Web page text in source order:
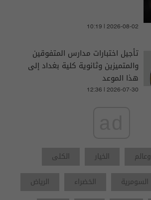
10:19 | 2026-08-02
تأجيل اختبارات مدارس المتفوقين
والمتميزين وثانوية كلية بغداد إلى
هذا الموعد
12:36 | 2026-07-30
الخيار
الكلى
السومرية الخضراء
الرياض